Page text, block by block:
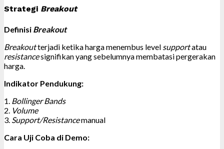
Strategi Breakout
Definisi Breakout
Breakoutterjadi ketika harga menembus level supportatau
resistancesignifikan yang sebelumnya membatasi pergerakan
harga.
Indikator Pendukung:
1. Bollinger Bands
2. Volume
3. Support/Resistancemanual
Cara Uji Coba di Demo: